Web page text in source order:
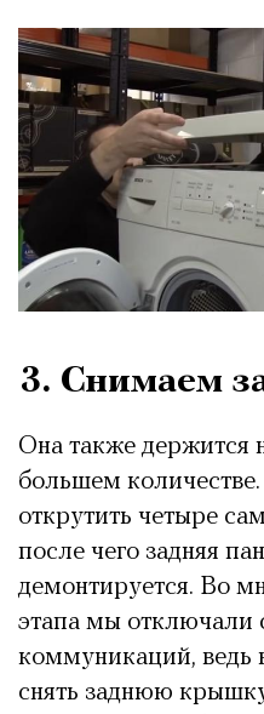
3. Снимаем
Она также держится
большем
открутить четыре
после чего задняя
демонтируется. Во
этапа мы отключали
коммуникаций, ведь
снять заднюю